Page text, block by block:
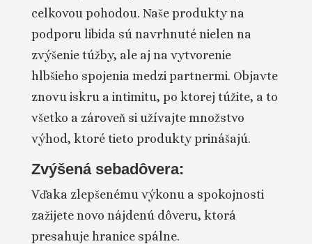
celkovou pohodou. Naše produkty na
podporu libida sú navrhnuté nielen na
zvýšenie túžby, ale aj na vytvorenie
hlbšieho spojenia medzi partnermi. Objavte
znovu iskru a intimitu, po ktorej túžite, a to
všetko a zároveň si užívajte množstvo
výhod, ktoré tieto produkty prinášajú.
Zvýšená sebadôvera:
Vďaka zlepšenému výkonu a spokojnosti
zažijete novo nájdenú dôveru, ktorá
presahuje hranice spálne.